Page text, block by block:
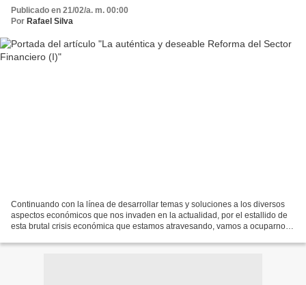
Publicado en 21/02/a. m. 00:00
Por Rafael Silva
Continuando con la línea de desarrollar temas y soluciones a los diversos
aspectos económicos que nos invaden en la actualidad, por el estallido de
esta brutal crisis económica que estamos atravesando, vamos a ocuparnos